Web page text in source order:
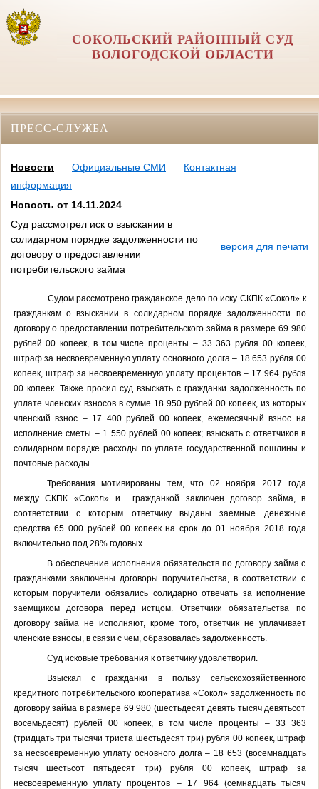
СОКОЛЬСКИЙ РАЙОННЫЙ СУД
ВОЛОГОДСКОЙ ОБЛАСТИ
ПРЕСС-СЛУЖБА
Новости Официальные СМИ
Контактная
информация
Новость от 14.11.2024
Суд рассмотрел иск о взыскании в
солидарном порядке задолженности по
договору о предоставлении
потребительского займа
версия для печати
Судом рассмотрено гражданское дело по иску СКПК «Сокол» к
гражданкам о взыскании в солидарном порядке задолженности по
договору о предоставлении потребительского займа в размере 69 980
рублей 00 копеек, в том числе проценты – 33 363 рубля 00 копеек,
штраф за несвоевременную уплату основного долга – 18 653 рубля 00
копеек, штраф за несвоевременную уплату процентов – 17 964 рубля
00 копеек. Также просил суд взыскать с гражданки задолженность по
уплате членских взносов в сумме 18 950 рублей 00 копеек, из которых
членский взнос – 17 400 рублей 00 копеек, ежемесячный взнос на
исполнение сметы – 1 550 рублей 00 копеек; взыскать с ответчиков в
солидарном порядке расходы по уплате государственной пошлины и
почтовые расходы.
Требования мотивированы тем, что 02 ноября 2017 года
между СКПК «Сокол» и гражданкой заключен договор займа, в
соответствии с которым ответчику выданы заемные денежные
средства 65 000 рублей 00 копеек на срок до 01 ноября 2018 года
включительно под 28% годовых.
В обеспечение исполнения обязательств по договору займа с
гражданками заключены договоры поручительства, в соответствии с
которым поручители обязались солидарно отвечать за исполнение
заемщиком договора перед истцом. Ответчики обязательства по
договору займа не исполняют, кроме того, ответчик не уплачивает
членские взносы, в связи с чем, образовалась задолженность.
Суд исковые требования к ответчику удовлетворил.
Взыскал с гражданки в пользу сельскохозяйственного
кредитного потребительского кооператива «Сокол» задолженность по
договору займа в размере 69 980 (шестьдесят девять тысяч девятьсот
восемьдесят) рублей 00 копеек, в том числе проценты – 33 363
(тридцать три тысячи триста шестьдесят три) рубля 00 копеек, штраф
за несвоевременную уплату основного долга – 18 653 (восемнадцать
тысяч шестьсот пятьдесят три) рубля 00 копеек, штраф за
несвоевременную уплату процентов – 17 964 (семнадцать тысяч